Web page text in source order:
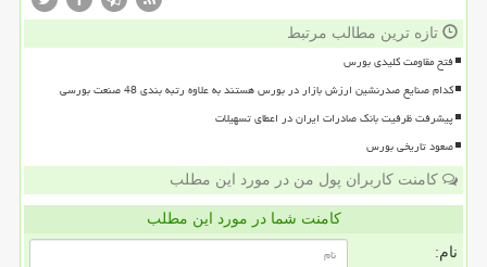
تازه ترین مطالب مرتبط
فتح مقاومت کلیدی بورس
کدام صنایع صدرنشین ارزش بازار در بورس هستند به علاوه رتبه بندی 48 صنعت بورسی
پیشرفت ظرفیت بانک صادرات ایران در اعطای تسهیلات
صعود تاریخی بورس
کامنت کاربران پول من در مورد این مطلب
کامنت شما در مورد این مطلب
نام: